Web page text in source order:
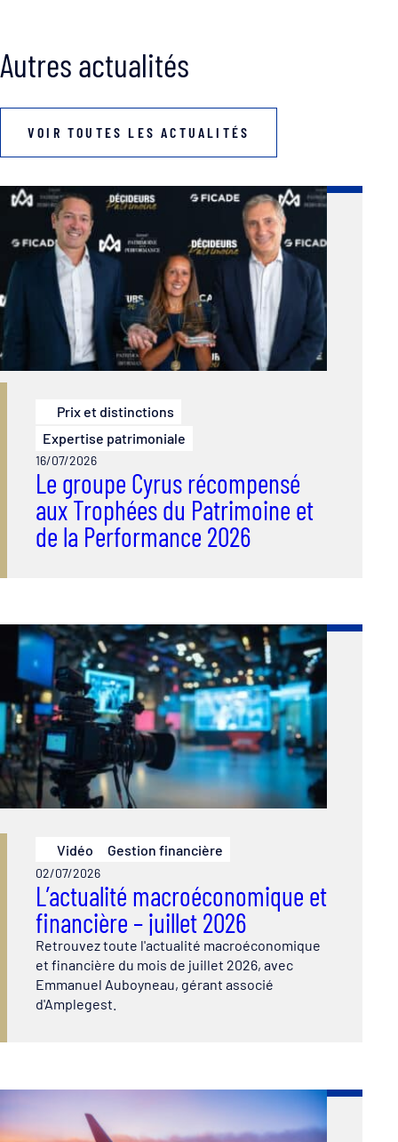
Autres actualités
VOIR TOUTES LES ACTUALITÉS
Prix et distinctions
Expertise patrimoniale
16/07/2026
Le groupe Cyrus récompensé
aux Trophées du Patrimoine et
de la Performance 2026
Vidéo Gestion financière
02/07/2026
L’actualité macroéconomique et
financière – juillet 2026
Retrouvez toute l'actualité macroéconomique
et financière du mois de juillet 2026, avec
Emmanuel Auboyneau, gérant associé
d'Amplegest.